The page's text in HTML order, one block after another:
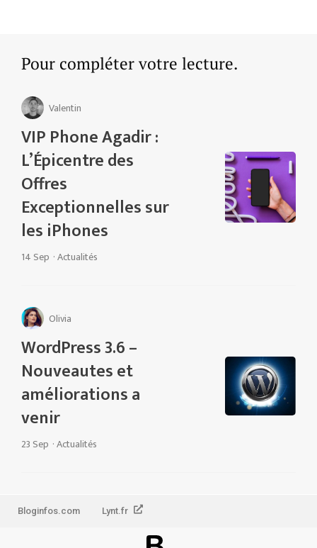
Pour compléter votre lecture.
Valentin
VIP Phone Agadir :
L’Épicentre des
Offres
Exceptionnelles sur
les iPhones
14 Sep ·Actualités
Olivia
WordPress 3.6 –
Nouveautes et
améliorations a
venir
23 Sep ·Actualités
Bloginfos.com Lynt.fr